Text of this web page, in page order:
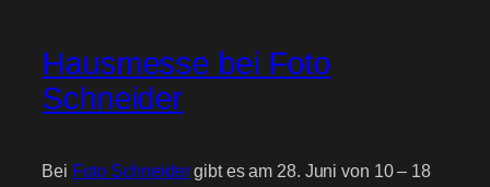
Hausmesse bei Foto
Schneider
Bei Foto Schneider gibt es am 28. Juni von 10 – 18